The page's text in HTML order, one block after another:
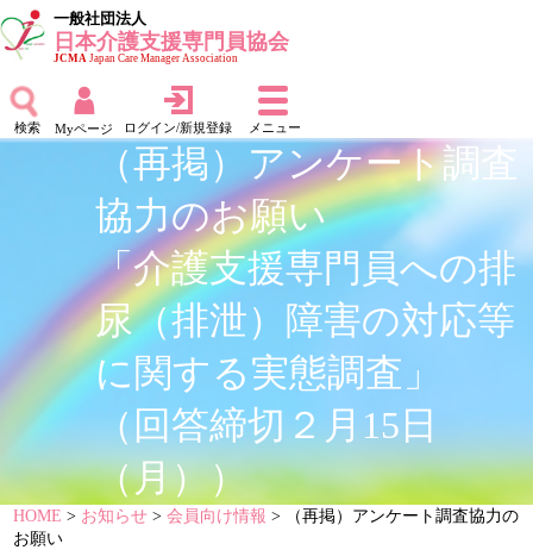
一般社団法人
日本介護支援専門員協会
JCMAJapan Care Manager Association
検索 Myページ ログイン/新規登録 メニュー
（再掲）アンケート調査
協力のお願い
「介護支援専門員への排
尿（排泄）障害の対応等
に関する実態調査」
（回答締切２月15日
（月））
HOME > お知らせ >会員向け情報 > （再掲）アンケート調査協力の
お願い